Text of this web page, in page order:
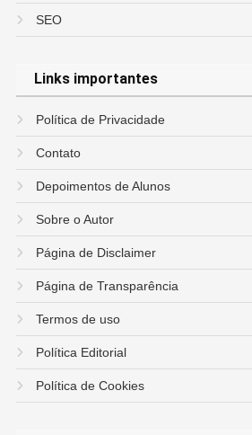
SEO
Links importantes
Política de Privacidade
Contato
Depoimentos de Alunos
Sobre o Autor
Página de Disclaimer
Página de Transparência
Termos de uso
Política Editorial
Política de Cookies